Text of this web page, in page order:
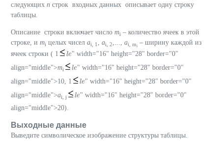
следующих n строк входных данных описывает одну строку
таблицы.
Описание строки включает число mi – количество ячеек в этой
строке, и mi целых чисел ai, 1 ai, 2 ai, mi – ширину каждой из
ячеек строки ( 1 le
le" width="16" height="28" border="0"
align="middle">mi le
le" width="16" height="28" border="0"
align="middle">10, 1 le
le" width="16" height="28" border="0"
align="middle">ai, j le
le" width="16" height="28" border="0"
align="middle">20).
Выходные данные
Выведите символическое изображение структуры таблицы.